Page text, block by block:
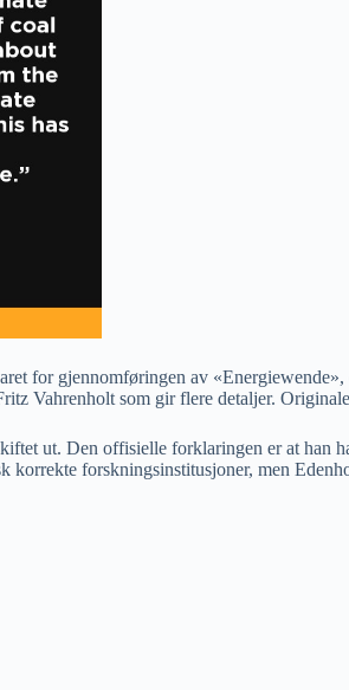
for gjennomføringen av «Energiewende»,
Vahrenholt som gir flere detaljer.
ut. Den offisielle forklaringen er at han
forskningsinstitusjoner, men